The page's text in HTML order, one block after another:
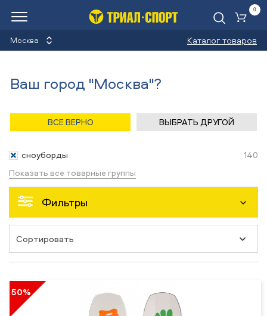
Москва Каталог товаров
0
Снаряжение
сноуборды
140
Показать все товарные группы
Фильтры
50%
Ваш город "Москва"?
ВСЕ ВЕРНО ВЫБРАТЬ ДРУГОЙ